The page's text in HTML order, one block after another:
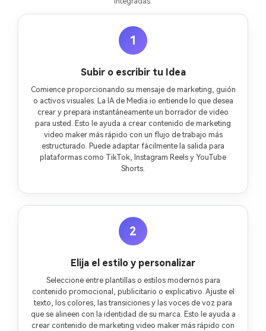
1
Subir o escribir tu Idea
Comience proporcionando su mensaje de marketing, guión
o activos visuales. La IA de Media.io entiende lo que desea
crear y prepara instantáneamente un borrador de video
para usted. Esto le ayuda a crear contenido de marketing
video maker más rápido con un flujo de trabajo más
estructurado. Puede adaptar fácilmente la salida para
plataformas como TikTok, Instagram Reels y YouTube
Shorts.
2
Elija el estilo y personalizar
Seleccione entre plantillas o estilos modernos para
contenido promocional, publicitario o explicativo. Ajuste el
texto, los colores, las transiciones y las voces de voz para
que se alineen con la identidad de su marca. Esto le ayuda a
crear contenido de marketing video maker más rápido con